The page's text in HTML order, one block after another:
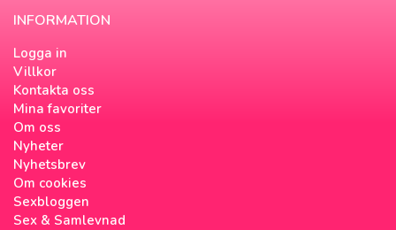
INFORMATION
Logga in
Villkor
Kontakta oss
Mina favoriter
Om oss
Nyheter
Nyhetsbrev
Om cookies
Sexbloggen
Sex & Samlevnad